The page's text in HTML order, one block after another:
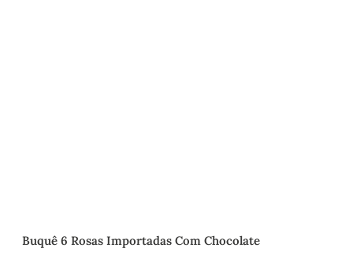
Buquê 6 Rosas Importadas Com Chocolate